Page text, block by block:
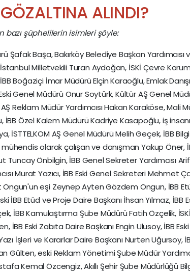
ALINDI?
bazı şüphelilerin isimleri şöyle:
Şafak Başa, Bakırköy Belediye Başkan Yardımcısı
Milletvekili Turan Aydoğan, İSKİ Çevre
Boğaziçi İmar Müdürü Elçin Karaoğlu, Emlak
Genel Müdürü Onur Soytürk, Kültür AŞ Genel
Reklam Müdür Yardımcısı Hakan Karaköse, Mali
İBB Özel Kalem Müdürü Kadriye Kasapoğlu, iş
İSTTELKOM AŞ Genel Müdürü Melih Geçek, İBB
olarak çalışan ve danışman Yakup Öner,
Tuncay Önbilgin, İBB Genel Sekreter Yardımcısı
Murat Yazıcı, İBB Eski Genel Sekreteri Mehmet
Ongun'un eşi Zeynep Ayten Gözdem Ongun, İBB
İBB Etüd ve Proje Daire Başkanı İhsan Yılmaz, İBB
İBB Kamulaştırma Şube Müdürü Fatih Özçelik,
İBB Eski Zabıta Daire Başkanı Engin Ulusoy, İBB
İşleri ve Kararlar Daire Başkanı Nurten Uğursoy,
Gülten, eski Reklam Yönetimi Şube Müdür
Kemal Özcengiz, Akıllı Şehir Şube Müdürlüğü